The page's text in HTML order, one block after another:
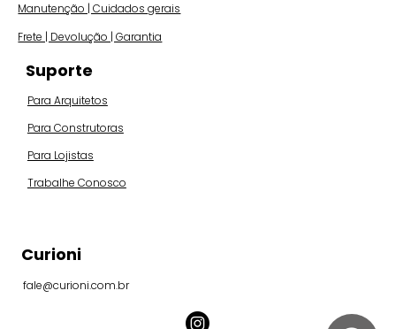
Manutenção | Cuidados gerais
Frete | Devolução | Garantia
Suporte
Para Arquitetos
Para Construtoras
Para Lojistas
Trabalhe Conosco
Curioni
fale@curioni.com.br